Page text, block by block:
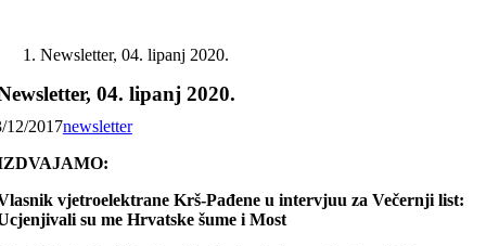
contentNewsletter, 04. lipanj 2020.
04. lipanj 2020.
12/2017newsletter
vjetroelektrane Krš-Pađene u intervjuu za Večernji list:
su me Hrvatske šume i Most